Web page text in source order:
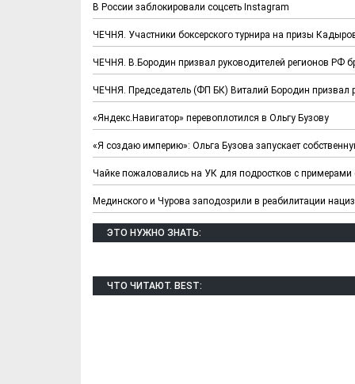
В России заблокировали соцсеть Instagram
ЧЕЧНЯ. Участники боксерского турнира на призы
ЧЕЧНЯ. В.Бородин призвал руководителей регионов РФ
ЧЕЧНЯ. Председатель (ФП БК) Виталий Бородин призвал
«Яндекс.Навигатор» перевоплотился в Ольгу Бузову
«Я создаю империю»: Ольга Бузова запускает
Чайке пожаловались на УК для подростков с примерами
Мединского и Чурова заподозрили в реабилитации
ЭТО НУЖНО ЗНАТЬ:
ЧТО ЧИТАЮТ. BEST: